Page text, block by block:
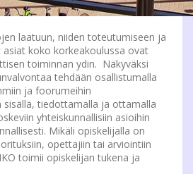
laatuun, niiden toteutumiseen ja
koko korkeakoulussa ovat
toiminnan ydin. Näkyväksi
tehdään osallistumalla
ja foorumeihin
tiedottamalla ja ottamalla
yhteiskunnallisiin asioihin
Mikäli opiskelijalla on
opettajiin tai arviointiin
toimii opiskelijan tukena ja